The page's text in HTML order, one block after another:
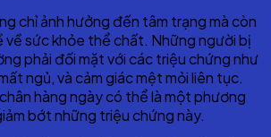
chỉ ảnh hưởng đến tâm trạng mà còn
về sức khỏe thể chất. Những người bị
phải đối mặt với các triệu chứng như
ngủ, và cảm giác mệt mỏi liên tục.
hàng ngày có thể là một phương
bớt những triệu chứng này.